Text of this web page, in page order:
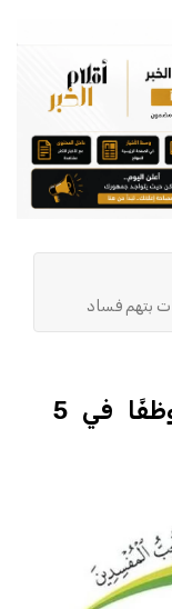
"نزاهة" تحقق مع 371 موظفًا في 5